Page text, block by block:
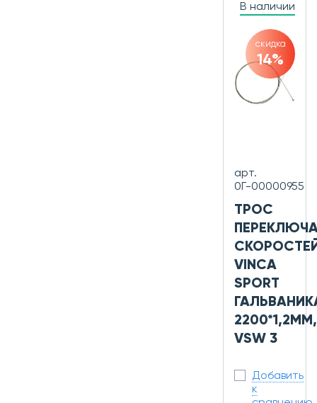
В наличии
скидка
14%
арт.
0Г-00000955
ТРОС
VINCA
SPORT
2200*1,2ММ,
VSW 3
Добавить
к